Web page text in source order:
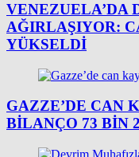
VENEZUELA’DA
AĞIRLAŞIYOR:
YÜKSELDI
GAZZE’DE CAN
BILANÇO 73 BIN